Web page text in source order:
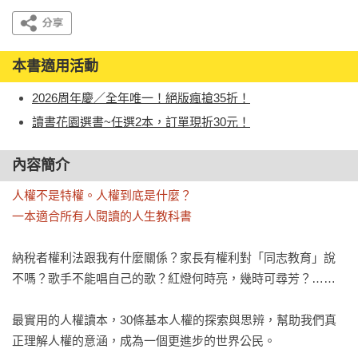
本書適用活動
2026周年慶／全年唯一！絕版瘋搶35折！
讀書花園選書~任選2本，訂單現折30元！
內容簡介
人權不是特權。人權到底是什麼？
一本適合所有人閱讀的人生教科書
納稅者權利法跟我有什麼關係？家長有權利對「同志教育」說
不嗎？歌手不能唱自己的歌？紅燈何時亮，幾時可尋芳？……
最實用的人權讀本，30條基本人權的探索與思辨，幫助我們真
正理解人權的意涵，成為一個更進步的世界公民。